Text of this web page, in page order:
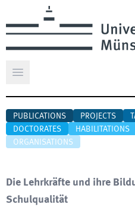
Open main menu
PUBLICATIONS PROJECTS
DOCTORATES
HABILITATIONS
ORGANISATIONS
Die Lehrkräfte und ihre
Schulqualität